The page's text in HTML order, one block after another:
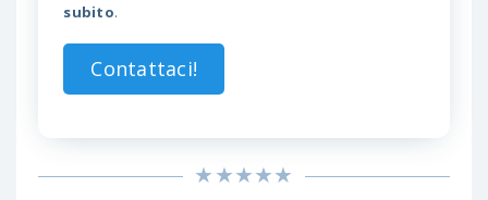
subito.
Contattaci!